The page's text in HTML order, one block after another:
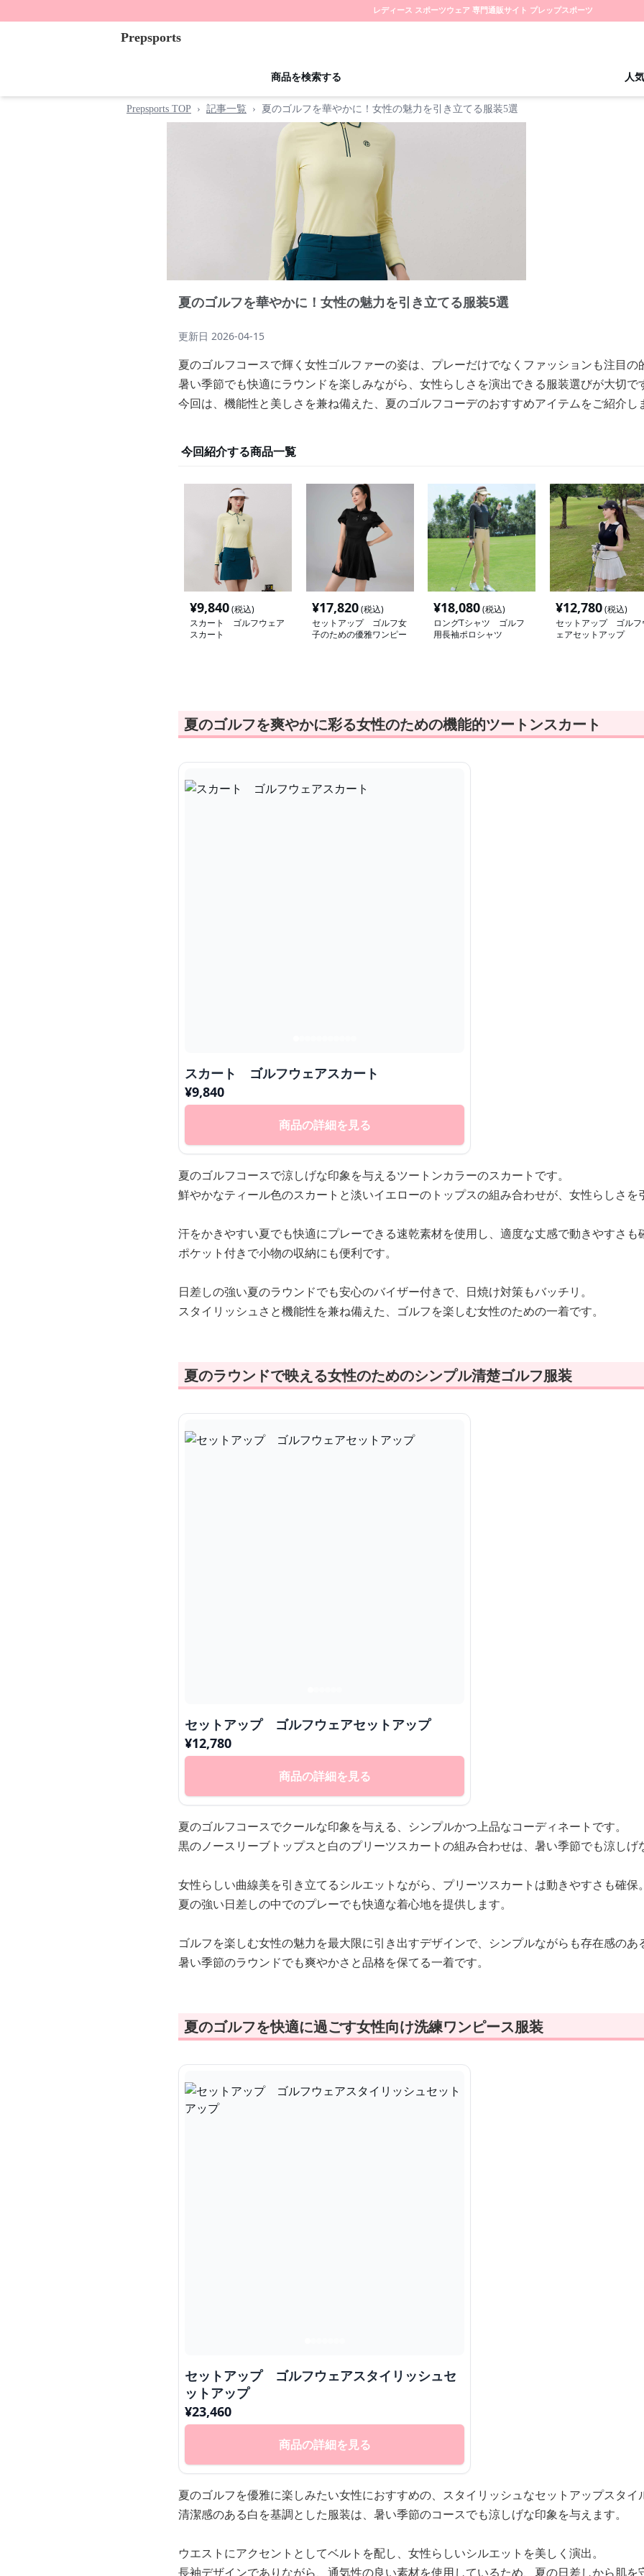
レディース スポーツウェア 専門通販サイト プレップスポーツ
Prepsports
商品を検索する 人
Prepsports TOP › 記事一覧 › 夏のゴルフを華やかに！女性の魅力を引き立てる服装5選
夏のゴルフを華やかに！女性の魅力を引き立てる服装5選
更新日 2026-04-15
夏のゴルフコースで輝く女性ゴルファーの姿は、プレーだけでなくファッションも注目の
暑い季節でも快適にラウンドを楽しみながら、女性らしさを演出できる服装選びが大切で
今回は、機能性と美しさを兼ね備えた、夏のゴルフコーデのおすすめアイテムをご紹介し
今回紹介する商品一覧
¥9,840(税込)
スカート ゴルフウェア
スカート
¥17,820(税込)
セットアップ ゴルフ女
子のための優雅ワンピー
¥18,080(税込)
ロングTシャツ ゴルフ
用長袖ポロシャツ
¥12,780(税込)
セットアップ ゴルフ
ェアセットアップ
夏のゴルフを爽やかに彩る女性のための機能的ツートンスカート
スカート ゴルフウェアスカート
¥9,840
商品の詳細を見る
夏のゴルフコースで涼しげな印象を与えるツートンカラーのスカートです。
鮮やかなティール色のスカートと淡いイエローのトップスの組み合わせが、女性らしさを
汗をかきやすい夏でも快適にプレーできる速乾素材を使用し、適度な丈感で動きやすさも
ポケット付きで小物の収納にも便利です。
日差しの強い夏のラウンドでも安心のバイザー付きで、日焼け対策もバッチリ。
スタイリッシュさと機能性を兼ね備えた、ゴルフを楽しむ女性のための一着です。
夏のラウンドで映える女性のためのシンプル清楚ゴルフ服装
セットアップ ゴルフウェアセットアップ
¥12,780
商品の詳細を見る
夏のゴルフコースでクールな印象を与える、シンプルかつ上品なコーディネートです。
黒のノースリーブトップスと白のプリーツスカートの組み合わせは、暑い季節でも涼しげ
女性らしい曲線美を引き立てるシルエットながら、プリーツスカートは動きやすさも確保。
夏の強い日差しの中でのプレーでも快適な着心地を提供します。
ゴルフを楽しむ女性の魅力を最大限に引き出すデザインで、シンプルながらも存在感のあ
暑い季節のラウンドでも爽やかさと品格を保てる一着です。
夏のゴルフを快適に過ごす女性向け洗練ワンピース服装
セットアップ ゴルフウェアスタイリッシュセ
ットアップ
¥23,460
商品の詳細を見る
夏のゴルフを優雅に楽しみたい女性におすすめの、スタイリッシュなセットアップスタイ
清潔感のある白を基調とした服装は、暑い季節のコースでも涼しげな印象を与えます。
ウエストにアクセントとしてベルトを配し、女性らしいシルエットを美しく演出。
長袖デザインでありながら、通気性の良い素材を使用しているため、夏の日差しから肌